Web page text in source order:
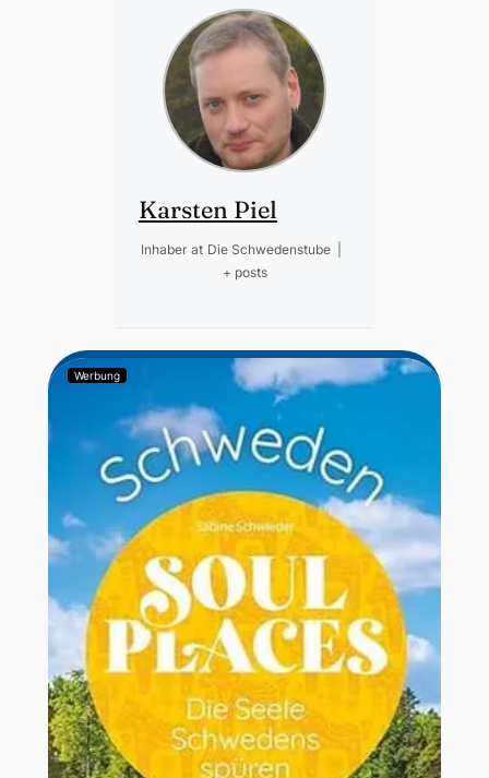
Karsten Piel
Inhaber at Die Schwedenstube
+ posts
Werbung